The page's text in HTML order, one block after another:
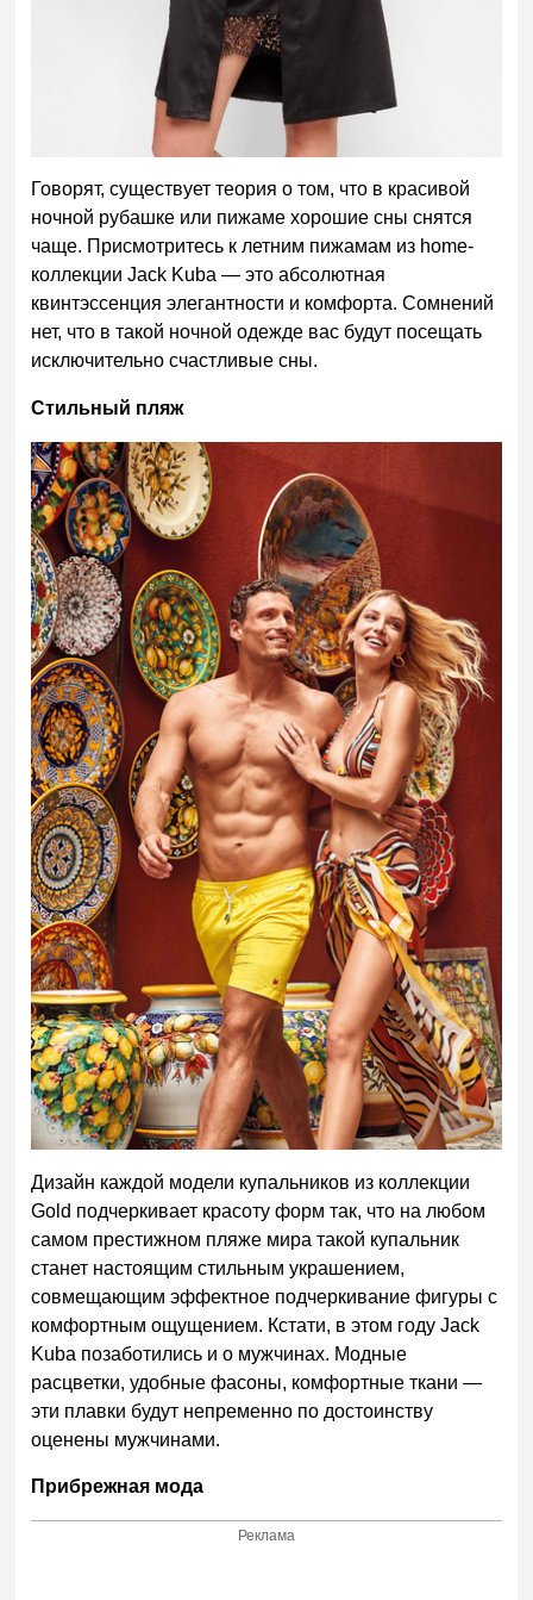
Говорят, существует теория о том, что в красивой
ночной рубашке или пижаме хорошие сны снятся
чаще. Присмотритесь к летним пижамам из home-
коллекции Jack Kuba — это абсолютная
квинтэссенция элегантности и комфорта. Сомнений
нет, что в такой ночной одежде вас будут посещать
исключительно счастливые сны.
Стильный пляж
Дизайн каждой модели купальников из коллекции
Gold подчеркивает красоту форм так, что на любом
самом престижном пляже миратакой купальник
станет настоящим стильным украшением,
совмещающим эффектное подчеркивание фигуры с
комфортным ощущением. Кстати, в этом годуJack
Kuba позаботились и о мужчинах. Модные
расцветки, удобные фасоны, комфортные ткани —
эти плавки будут непременно по достоинству
оценены мужчинами.
Прибрежная мода
Реклама